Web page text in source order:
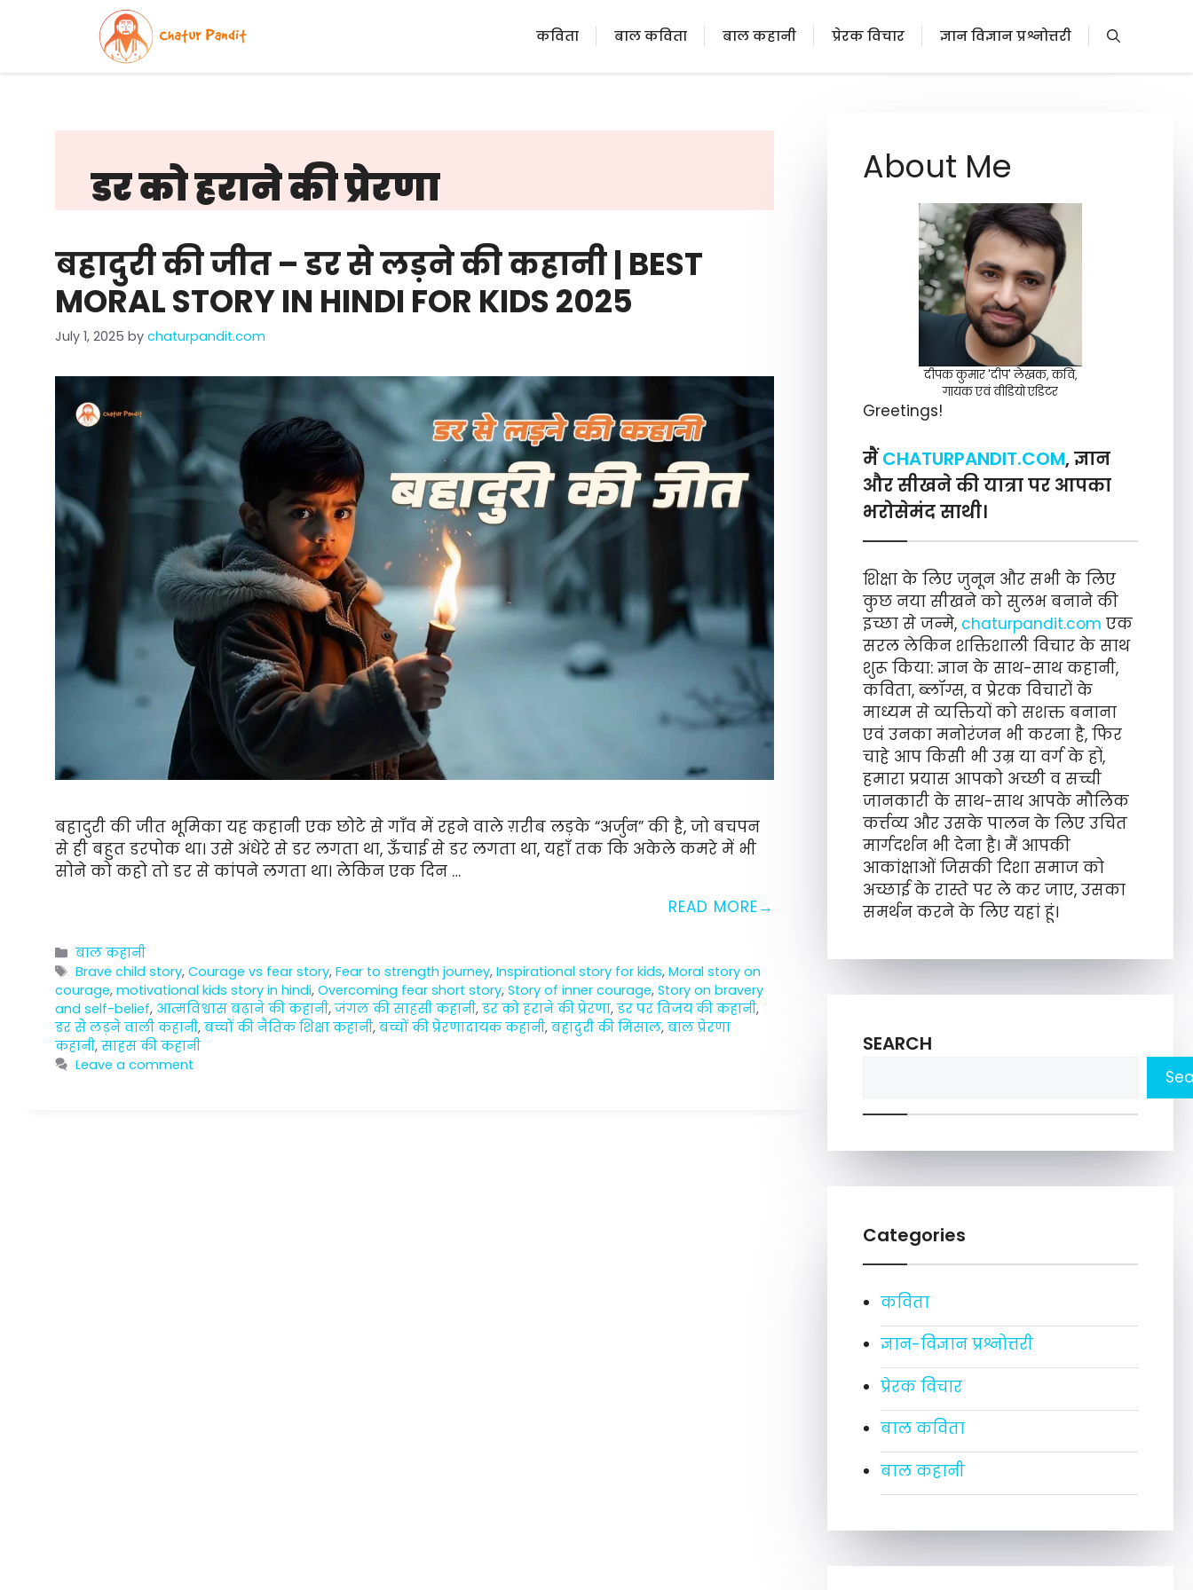
कविता बाल कविता बाल कहानी प्रेरक विचार ज्ञान विज्ञान प्रश्नोत्तरी
डर को हराने की प्रेरणा
बहादुरी की जीत – डर से लड़ने की कहानी | BEST
MORAL STORY IN HINDI FOR KIDS 2025
July 1, 2025 by chaturpandit.com
बहादुरी की जीत भूमिका यह कहानी एक छोटे से गाँव में रहने वाले ग़रीब लड़के “अर्जुन” की है, जो बचपन
से ही बहुत डरपोक था। उसे अंधेरे से डर लगता था, ऊँचाई से डर लगता था, यहाँ तक कि अकेले कमरे में भी
सोने को कहो तो डर से कांपने लगता था। लेकिन एक दिन …
READ MORE
Categories
बाल कहानी
Tags
Brave child story,Courage vs fear story,Fear to strength journey,Inspirational story for kids,Moral story on
courage, motivational kids story in hindi, Overcoming fear short story, Story of inner courage, Story on bravery
and self-belief, आत्मविश्वास बढ़ाने की कहानी, जंगल की साहसी कहानी, डर को हराने की प्रेरणा, डर पर विजय की कहानी,
डर से लड़ने वाली कहानी, बच्चों की नैतिक शिक्षा कहानी, बच्चों की प्रेरणादायक कहानी, बहादुरी की मिसाल, बाल प्रेरणा
कहानी, साहस की कहानी
Leave a comment
About Me
दीपक कुमार 'दीप' लेखक, कवि,
गायक एवं वीडियो एडिटर
Greetings!
मैं CHATURPANDIT.COM, ज्ञान
और सीखने की यात्रा पर आपका
भरोसेमंद साथी।
शिक्षा के लिए जुनून और सभी के लिए
कुछ नया सीखने को सुलभ बनाने की
इच्छा से जन्मे, chaturpandit.com एक
सरल लेकिन शक्तिशाली विचार के साथ
शुरू किया: ज्ञान के साथ-साथ कहानी,
कविता, ब्लॉग्स, व प्रेरक विचारों के
माध्यम से व्यक्तियों को सशक्त बनाना
एवं उनका मनोरंजन भी करना है, फिर
चाहे आप किसी भी उम्र या वर्ग के हों,
हमारा प्रयास आपको अच्छी व सच्ची
जानकारी के साथ-साथ आपके मौलिक
कर्त्तव्य और उसके पालन के लिए उचित
मार्गदर्शन भी देना है। मैं आपकी
आकांक्षाओं जिसकी दिशा समाज को
अच्छाई के रास्ते पर ले कर जाए, उसका
समर्थन करने के लिए यहां हूं।
SEARCH
Categories
कविता
ज्ञान-विज्ञान प्रश्नोत्तरी
प्रेरक विचार
बाल कविता
बाल कहानी